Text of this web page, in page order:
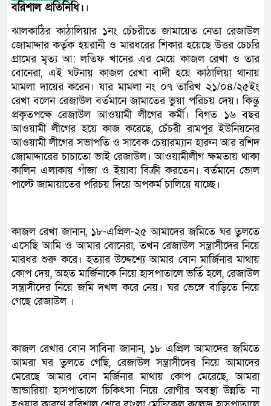
বরিশাল প্রতিনিধি। ।
ঝালকাঠির কাঠালিয়ার ১নং চেঁচরীতে জামায়েত নেতা রেজাউল
জোমাদ্দার কর্তৃক হয়রানী ও মারধরের শিকার হয়েছে উত্তর চেচরি
গ্রামের মৃত্য আ: লতিফ খানের এর মেয়ে কাজল রেখা ও তার
বোনেরা, এই ঘটনায় কাজল রেখা বাদী হয়ে কাঠালিয়া থানায়
মামলা দায়ের করেন। যার মামলা নং ০৭ তারিখ ২১/০৪/২৫ইং
রেখা বলেন রেজাউল বর্তমানে জামাতের ভুয়া পরিচয় দেয়। কিন্তু
প্রকৃতপক্ষে রেজাউল আওয়ামী লীগের কর্মী। বিগত ১৬ বছর
আওয়ামী লীগের হয়ে কাজ করেছে, চেঁচরী রামপুর ইউনিয়নের
আওয়ামী লীগের সভাপতি ও সাবেক চেয়ারম্যান হারুন আর রশিদ
জোমাদ্দারের চাচাতো ভাই রেজাউল। আওয়ামীলীগ ক্ষমতায় থাকা
কালিন এলাকায় গাঁজা ও ইয়াবা বিক্রী করতেন। বর্তমানে ভোল
পাল্টে জামায়াতের পরিচয় দিয়ে অপকর্ম চালিয়ে যাচ্ছে।
কাজল রেখা জানান, ১৮-এপ্রিল-২৫ আমাদের জমিতে ঘর তুলতে
এসেছি আমি ও আমার বোনেরা, তখন রেজাউল সন্ত্রাসীদের নিয়ে
মারধর শুরু করে। হত্যার উদ্দেশ্যে আমার বোন মার্জিনার মাথায়
কোপ দেয়, অহত মার্জিনাকে নিয়ে হাসপাতালে ভর্তি হলে, রেজাউল
সন্ত্রাসীদের নিয়ে জমি দখল করে নেয়। ঘর ভেঙ্গে বাড়িতে নিয়ে
গেছে রেজাউল ।
কাজল রেখার বোন সাবিনা জানান, ১৮ এপ্রিল আমাদের জমিতে
আমরা ঘর তুলতে গেছি, রেজাউল সন্ত্রাসীদের নিয়ে আমাদের
মেরেছে আমার বোন মর্জিনার মাথায় কোপ মেরেছে, আমরা
ভান্ডারিয়া হাসপাতালে চিকিৎসা নিয়ে রোগীর অবস্থা উন্নতি না